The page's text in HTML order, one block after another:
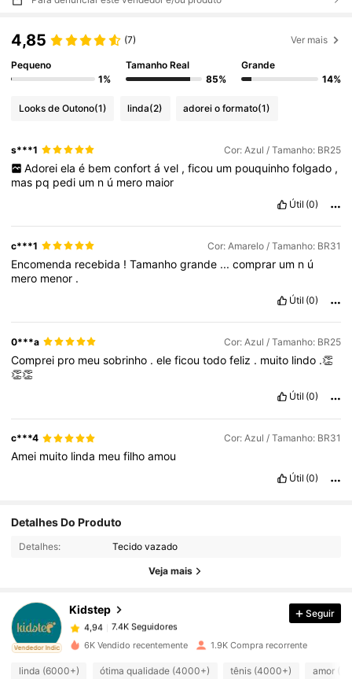
4,85 (7) Ver mais
Pequeno
1%
Tamanho Real
85%
Grande
14%
Looks de Outono(1) linda(2) adorei o formato(1)
s***1 Cor: Azul / Tamanho: BR25
Adorei ela é bem confort á vel , ficou um pouquinho folgado ,
mas pq pedi um n ú mero maior
Útil (0)
c***1 Cor: Amarelo / Tamanho: BR31
Encomenda recebida !Tamanhogrande ...comprar um n ú
mero menor .
Útil (0)
0***a Cor: Azul / Tamanho: BR25
Comprei pro meusobrinho .eleficoutodofeliz . muito lindo .👏
👏👏
Útil (0)
c***4 Cor: Azul / Tamanho: BR31
Amei muito linda meufilhoamou
Útil (0)
Detalhes Do Produto
Detalhes: Tecido vazado
Veja mais
Vendedor Indicado
Kidstep
4,94 7.4K Seguidores
7.4K Seguidores
4,94 7.4K Seguidores
4,94 7.4K Seguidores
Seguir
6K Vendido recentemente 1.9K Compra recorrente
linda (6000+) ótima qualidade (4000+) tênis (4000+) amor